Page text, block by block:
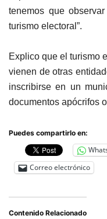
tenemos que
turismo electoral”.
Explico que el turismo
vienen de otras
inscribirse en un
documentos apócrifos
Puedes compartirlo en:
Correo electrónico
Contenido Relacionado